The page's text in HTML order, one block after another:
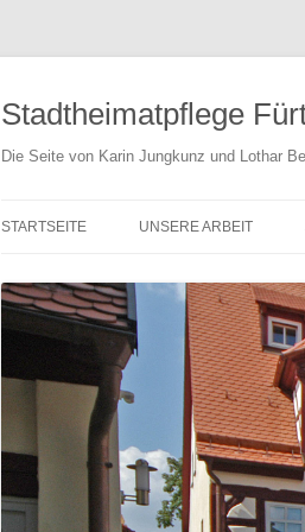
Stadtheimatpflege
Die Seite von Karin Jungkunz und Lothar
STARTSEITE UNSERE ARBEIT